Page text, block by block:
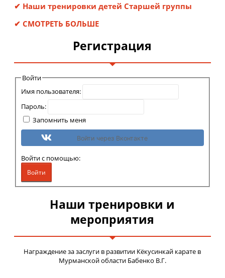
✔ Наши тренировки детей Старшей группы
✔ СМОТРЕТЬ БОЛЬШЕ
Pегистрация
Войти
Имя пользователя:
Пароль:
Запомнить меня
Войти через Вконтакте
Войти с помощью:
Войти
Наши тренировки и
мероприятия
Награждение за заслуги в развитии Кёкусинкай карате в
Мурманской области Бабенко В.Г.